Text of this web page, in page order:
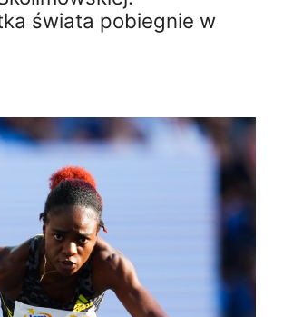
świata pobiegnie w